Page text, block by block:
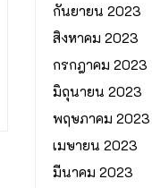
กันยายน 2023
สิงหาคม 2023
กรกฎาคม 2023
มิถุนายน 2023
พฤษภาคม 2023
เมษายน 2023
มีนาคม 2023